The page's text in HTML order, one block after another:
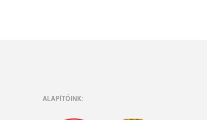
ALAPÍTÓINK: